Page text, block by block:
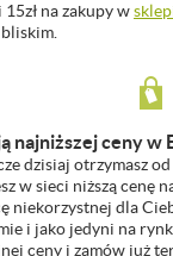
na zakupy w
najniższej ceny w
dzisiaj otrzymasz
w sieci niższą cenę
niekorzystnej dla
i jako jedyni na
ceny i zamów już